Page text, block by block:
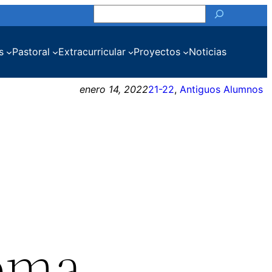
Pastoral Extracurricular Proyectos Noticias
enero 14, 202221-22, Antiguos Alumnos